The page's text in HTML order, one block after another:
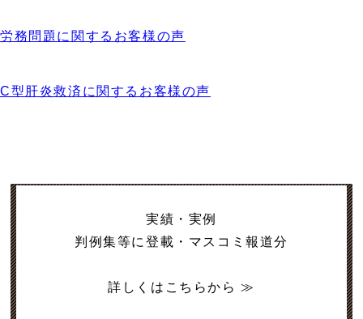
労務問題に関するお客様の声
C型肝炎救済に関するお客様の声
実績・実例
判例集等に登載・マスコミ報道分
詳しくはこちらから ≫